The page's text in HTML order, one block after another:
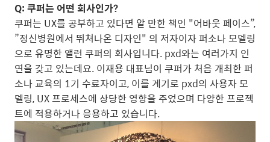
Q: 쿠퍼는 어떤 회사인가?
쿠퍼는 UX를 공부하고 있다면 알 만한 책인 "어바웃 페이스”,
”정신병원에서 뛰쳐나온 디자인" 의 저자이자 퍼소나 모델링
으로 유명한 앨런 쿠퍼의 회사입니다. pxd와는 여러가지 인
연을 갖고 있는데요. 이재용 대표님이 쿠퍼가 처음 개최한 퍼
소나 교육의 1기 수료자이고, 이를 계기로 pxd의 사용자 모
델링, UX 프로세스에 상당한 영향을 주었으며 다양한 프로젝
트에 적용하거나 응용하고 있습니다.